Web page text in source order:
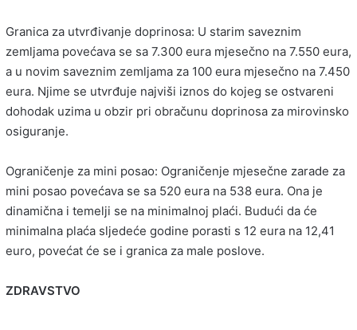
Granica za utvrđivanje doprinosa: U starim saveznim
zemljama povećava se sa 7.300 eura mjesečno na 7.550 eura,
a u novim saveznim zemljama za 100 eura mjesečno na 7.450
eura. Njime se utvrđuje najviši iznos do kojeg se ostvareni
dohodak uzima u obzir pri obračunu doprinosa za mirovinsko
osiguranje.
Ograničenje za mini posao: Ograničenje mjesečne zarade za
mini posao povećava se sa 520 eura na 538 eura. Ona je
dinamična i temelji se na minimalnoj plaći. Budući da će
minimalna plaća sljedeće godine porasti s 12 eura na 12,41
euro, povećat će se i granica za male poslove.
ZDRAVSTVO